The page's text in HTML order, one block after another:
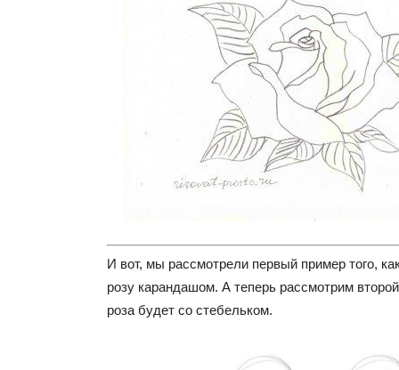
И вот, мы рассмотрели первый пример того,
розу карандашом. А теперь рассмотрим
роза будет со стебельком.